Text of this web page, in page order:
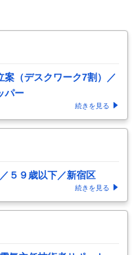
案（デスクワーク7割）／
パー
続きを見る
５９歳以下／新宿区
続きを見る